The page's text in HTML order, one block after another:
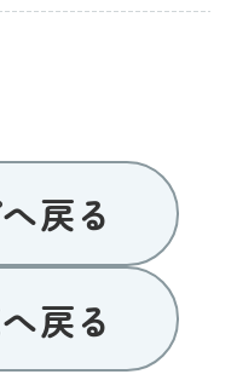
戻る
戻る